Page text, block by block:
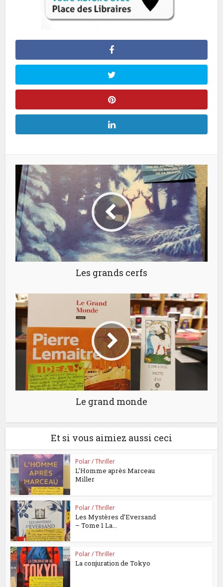
Les grands cerfs
Le grand monde
Et si vous aimiez aussi ceci
Polar / Thriller
L’Homme après Marceau
Miller
Polar / Thriller
Les Mystères d’Eversand
– Tome 1 La...
Polar / Thriller
La conjuration de Tokyo